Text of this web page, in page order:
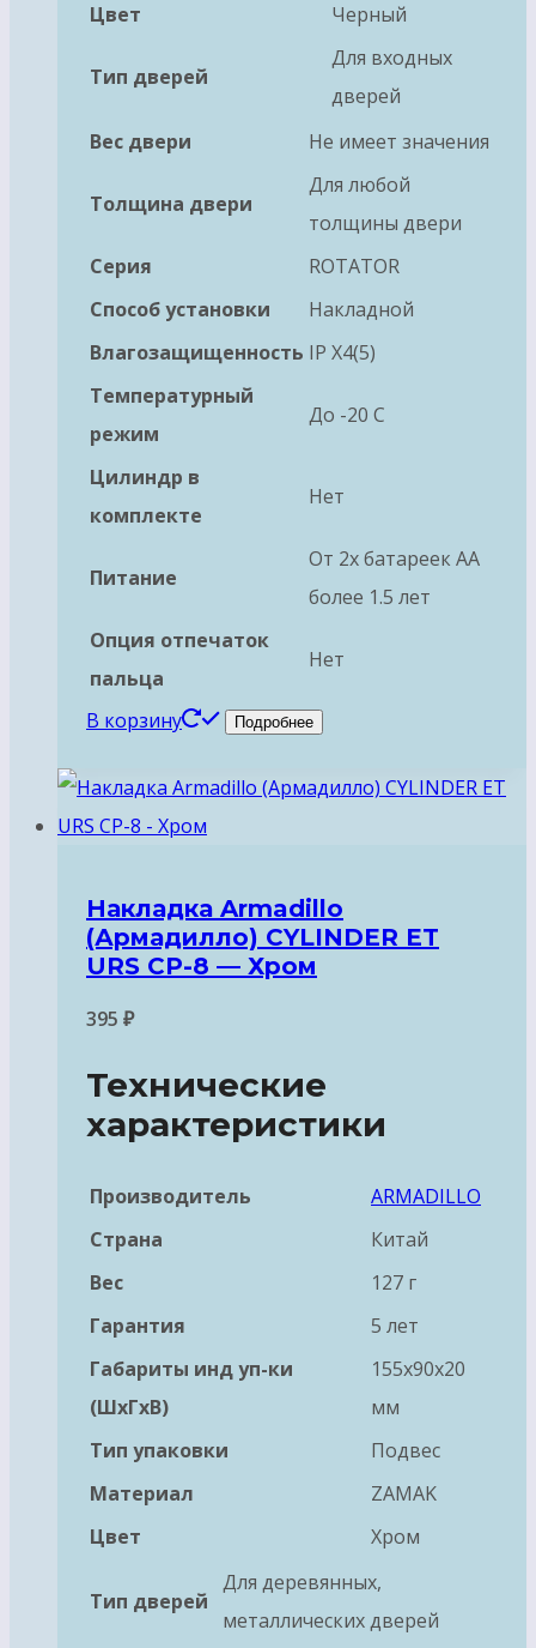
Цвет Черный
Тип дверей
Для входных
дверей
Вес двери
Не имеет значения
Толщина двери
Для любой
толщины двери
Серия
ROTATOR
Способ установки
Накладной
Влагозащищенность IP X4(5)
Температурный
режим
До -20 С
Цилиндр в
комплекте
Нет
Питание
От 2х батареек АА
более 1.5 лет
Опция отпечаток
пальца
Нет
В корзину Подробнее
Накладка Armadillo
(Армадилло) CYLINDER ET
URS CP-8 — Хром
395 ₽
Технические
характеристики
Производитель
ARMADILLO
Страна
Китай
Вес
127 г
Гарантия
5 лет
Габариты инд уп-ки
(ШхГхВ)
155x90x20
мм
Тип упаковки
Подвес
Материал
ZAMAK
Цвет
Хром
Тип дверей
Для деревянных,
металлических дверей